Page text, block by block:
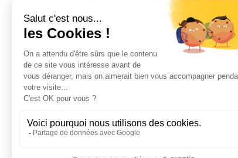
13
20 21 22
23
24
28 29
30
31
POUR PASSER LA NUIT